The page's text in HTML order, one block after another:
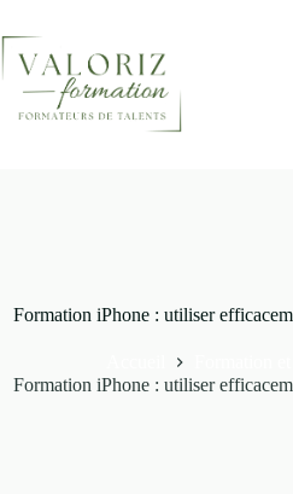
contenu
Formation iPhone : utiliser
Formation iPhone : utiliser